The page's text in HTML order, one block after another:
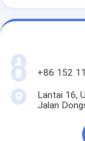
+86 152
Lantai 16,
Jalan